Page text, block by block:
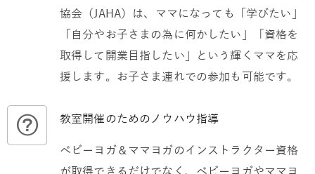
協会（JAHA）は、ママになっても「学びたい」
「自分やお子さまの為に何かしたい」「資格を
取得して開業目指したい」という輝くママを応
援します。お子さま連れでの参加も可能です。
教室開催のためのノウハウ指導
ベビーヨガ＆ママヨガのインストラクター資格